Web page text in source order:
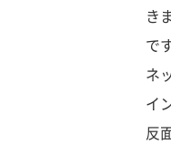
き
で
ネ
イ
反